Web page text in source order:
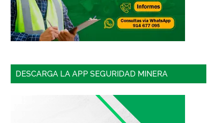
DESCARGA LA APP SEGURIDAD MINERA